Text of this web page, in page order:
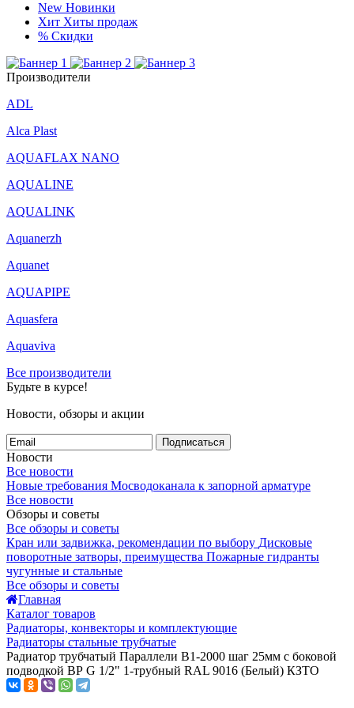
New Новинки
Хит Хиты продаж
% Скидки
Производители
ADL
Alca Plast
AQUAFLAX NANO
AQUALINE
AQUALINK
Aquanerzh
Aquanet
AQUAPIPE
Aquasfera
Aquaviva
Все производители
Будьте в курсе!
Новости, обзоры и акции
Подписаться
Новости
Все новости
Новые требования Мосводоканала к запорной арматуре
Все новости
Обзоры и советы
Все обзоры и советы
Кран или задвижка, рекомендации по выбору Дисковые
поворотные затворы, преимущества Пожарные гидранты
чугунные и стальные
Все обзоры и советы
Главная
Каталог товаров
Радиаторы, конвекторы и комплектующие
Радиаторы стальные трубчатые
Радиатор трубчатый Параллели В1-2000 шаг 25мм с боковой
подводкой ВР G 1/2" 1-трубный RAL 9016 (Белый) КЗТО